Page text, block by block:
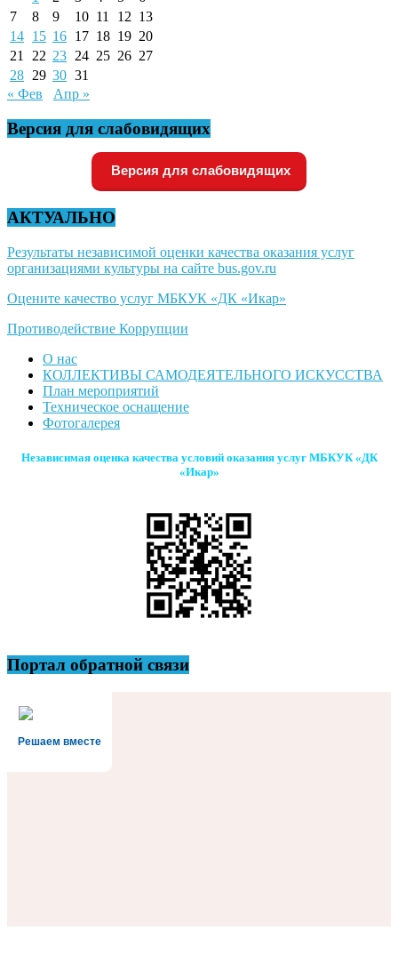
7
8 9 10 11 12 13
14 15 16 17 18 19 20
21
22 23 24 25 26 27
28 29 30 31
« Фев
Апр »
Версия для слабовидящих
Версия для слабовидящих
АКТУАЛЬНО
Результаты независимой оценки качества оказания услуг
организациями культуры на сайте bus.gov.ru
Оцените качество услуг МБКУК «ДК «Икар»
Противодействие Коррупции
О нас
КОЛЛЕКТИВЫ САМОДЕЯТЕЛЬНОГО ИСКУССТВА
План мероприятий
Техническое оснащение
Фотогалерея
Независимая оценка качества условий оказания услуг МБКУК «ДК
«Икар»
Портал обратной связи
Решаем вместе